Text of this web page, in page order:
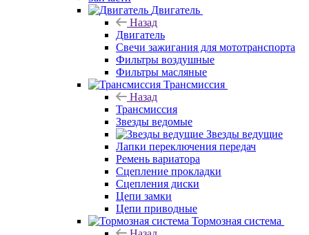
Двигатель
Назад
Двигатель
Свечи зажигания для мототранспорта
Фильтры воздушные
Фильтры масляные
Трансмиссия
Назад
Трансмиссия
Звезды ведомые
Звезды ведущие
Лапки переключения передач
Ремень вариатора
Сцепление прокладки
Сцепления диски
Цепи замки
Цепи приводные
Тормозная система